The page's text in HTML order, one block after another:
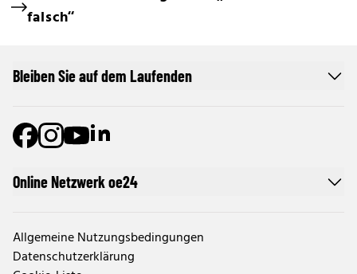
falsch“
Online Netzwerk oe24
Allgemeine Nutzungsbedingungen
Datenschutzerklärung
Bleiben Sie auf dem Laufenden